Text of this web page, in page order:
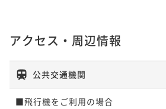
アクセス・周辺情報
公共交通機関
■飛行機をご利用の場合